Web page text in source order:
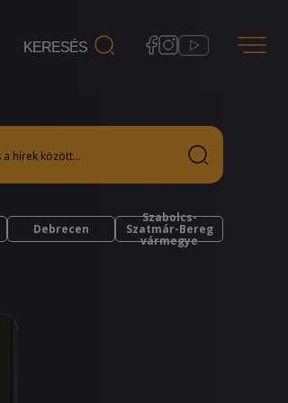
Debrecen
Szabolcs-
Szatmár-Bereg
vármegye